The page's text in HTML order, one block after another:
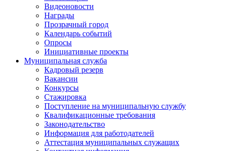
Видеоновости
Награды
Прозрачный город
Календарь событий
Опросы
Инициативные проекты
Муниципальная служба
Кадровый резерв
Вакансии
Конкурсы
Стажировка
Поступление на муниципальную службу
Квалификационные требования
Законодательство
Информация для работодателей
Аттестация муниципальных служащих